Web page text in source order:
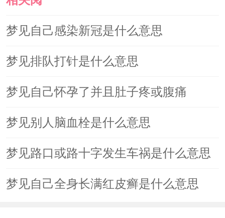
读
梦见自己感染新冠是什么意思
梦见排队打针是什么意思
梦见自己怀孕了并且肚子疼或腹痛
梦见别人脑血栓是什么意思
梦见路口或路十字发生车祸是什么意思
梦见自己全身长满红皮癣是什么意思